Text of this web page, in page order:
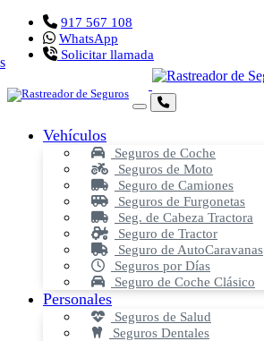
917 567 108
WhatsApp
Solicitar llamada
Vehículos
Seguros de Coche
Seguros de Moto
Seguro de Camiones
Seguros de Furgonetas
Seg. de Cabeza Tractora
Seguro de Tractor
Seguro de AutoCaravanas
Seguros por Días
Seguro de Coche Clásico
Personales
Seguros de Salud
Seguros Dentales